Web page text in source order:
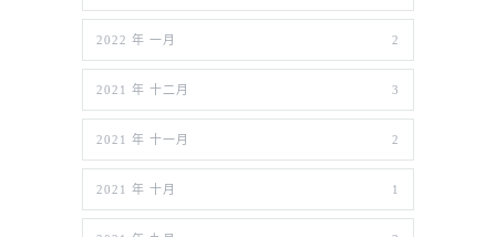
2022 年 一月 2
2021 年 十二月 3
2021 年 十一月 2
2021 年 十月 1